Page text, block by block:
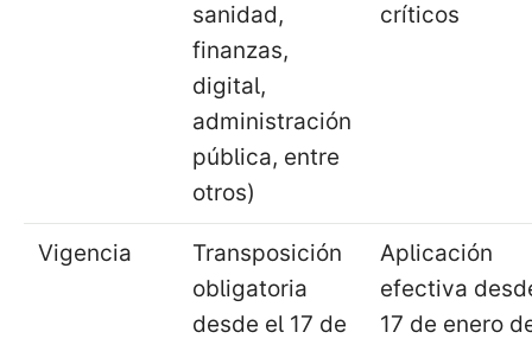
sanidad,
finanzas,
digital,
administración
pública, entre
otros)
críticos
Vigencia
Transposición
obligatoria
desde el 17 de
Aplicación
efectiva
17 de enero